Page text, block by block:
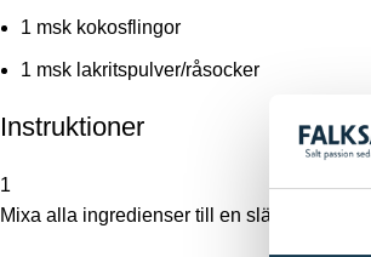
1 msk kokosflingor
1 msk lakritspulver/råsocker
Instruktioner
1
Mixa alla ingredienser till en slät massa.